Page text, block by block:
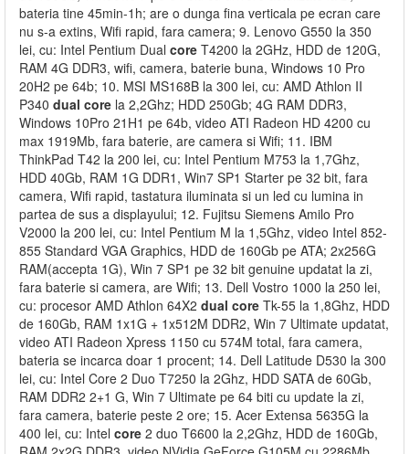
bateria tine 45min-1h; are o dunga fina verticala pe ecran care
nu s-a extins, Wifi rapid, fara camera; 9. Lenovo G550 la 350
lei, cu: Intel Pentium Dual core T4200 la 2GHz, HDD de 120G,
RAM 4G DDR3, wifi, camera, baterie buna, Windows 10 Pro
20H2 pe 64b; 10. MSI MS168B la 300 lei, cu: AMD Athlon II
P340 dual core la 2,2Ghz; HDD 250Gb; 4G RAM DDR3,
Windows 10Pro 21H1 pe 64b, video ATI Radeon HD 4200 cu
max 1919Mb, fara baterie, are camera si Wifi; 11. IBM
ThinkPad T42 la 200 lei, cu: Intel Pentium M753 la 1,7Ghz,
HDD 40Gb, RAM 1G DDR1, Win7 SP1 Starter pe 32 bit, fara
camera, Wifi rapid, tastatura iluminata si un led cu lumina in
partea de sus a displayului; 12. Fujitsu Siemens Amilo Pro
V2000 la 200 lei, cu: Intel Pentium M la 1,5Ghz, video Intel 852-
855 Standard VGA Graphics, HDD de 160Gb pe ATA; 2x256G
RAM(accepta 1G), Win 7 SP1 pe 32 bit genuine updatat la zi,
fara baterie si camera, are Wifi; 13. Dell Vostro 1000 la 250 lei,
cu: procesor AMD Athlon 64X2 dual core Tk-55 la 1,8Ghz, HDD
de 160Gb, RAM 1x1G + 1x512M DDR2, Win 7 Ultimate updatat,
video ATI Radeon Xpress 1150 cu 574M total, fara camera,
bateria se incarca doar 1 procent; 14. Dell Latitude D530 la 300
lei, cu: Intel Core 2 Duo T7250 la 2Ghz, HDD SATA de 60Gb,
RAM DDR2 2+1 G, Win 7 Ultimate pe 64 biti cu update la zi,
fara camera, baterie peste 2 ore; 15. Acer Extensa 5635G la
400 lei, cu: Intel core 2 duo T6600 la 2,2Ghz, HDD de 160Gb,